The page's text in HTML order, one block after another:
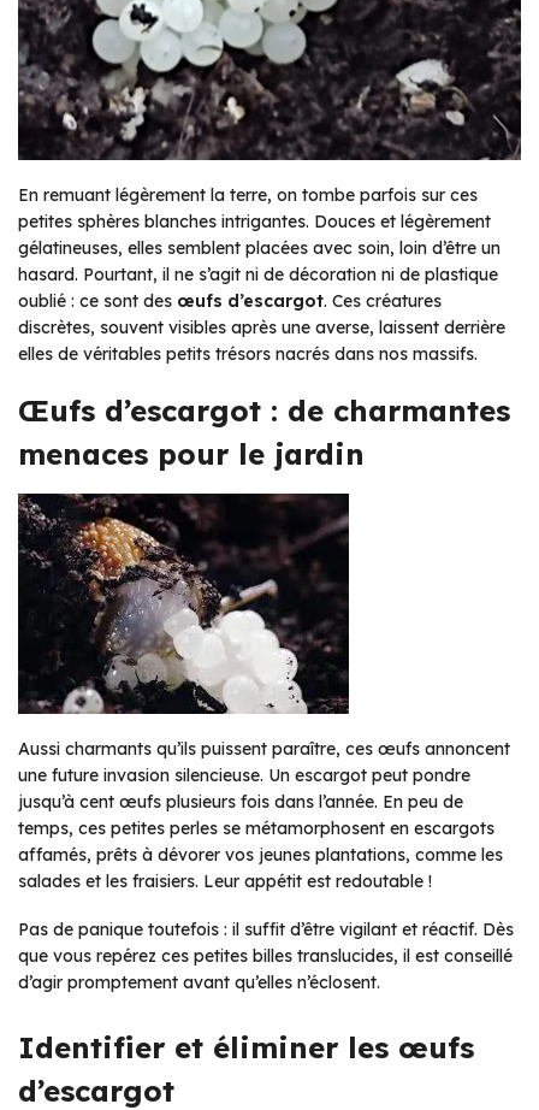
En remuant légèrement la terre, on tombe parfois sur ces
petites sphères blanches intrigantes. Douces et légèrement
gélatineuses, elles semblent placées avec soin, loin d’être un
hasard. Pourtant, il ne s’agit ni de décoration ni de plastique
oublié : ce sont des œufs d’escargot. Ces créatures
discrètes, souvent visibles après une averse, laissent derrière
elles de véritables petits trésors nacrés dans nos massifs.
Œufs d’escargot : de charmantes
menaces pour le jardin
Aussi charmants qu’ils puissent paraître, ces œufs annoncent
une future invasion silencieuse. Un escargot peut pondre
jusqu’à cent œufs plusieurs fois dans l’année. En peu de
temps, ces petites perles se métamorphosent en escargots
affamés, prêts à dévorer vos jeunes plantations, comme les
salades et les fraisiers. Leur appétit est redoutable !
Pas de panique toutefois : il suffit d’être vigilant et réactif. Dès
que vous repérez ces petites billes translucides, il est conseillé
d’agir promptement avant qu’elles n’éclosent.
Identifier et éliminer les œufs
d’escargot